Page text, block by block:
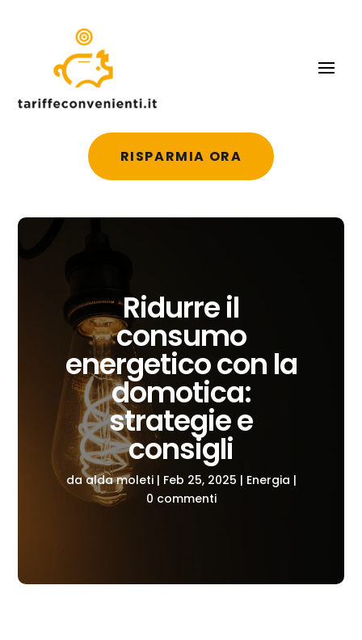
RISPARMIA ORA
Ridurre il
consumo
energetico con la
domotica:
strategie e
consigli
daalda moleti| Feb 25, 2025 | Energia |
0 commenti